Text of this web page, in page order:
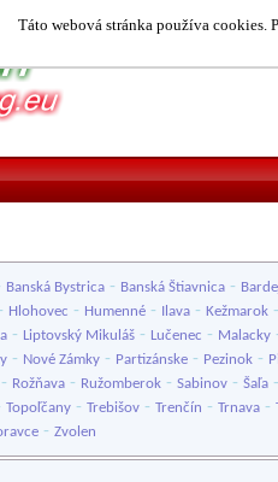
Táto webová stránka používa cookies.
Banská Bystrica - Banská Štiavnica -
Hlohovec - Humenné - Ilava - Kežmarok
- Liptovský Mikuláš - Lučenec - Malacky
- Nové Zámky - Partizánske - Pezinok -
- Rožňava - Ružomberok - Sabinov - Šaľa
Topoľčany - Trebišov - Trenčín - Trnava -
- Zvolen